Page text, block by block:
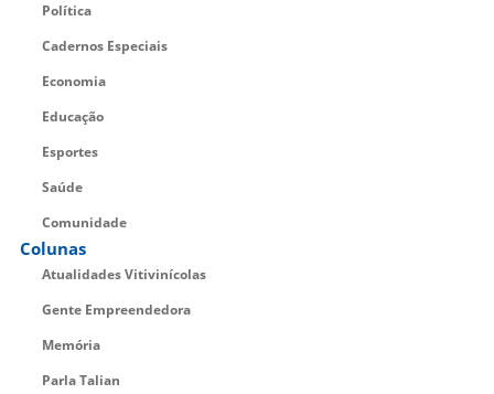
Política
Cadernos Especiais
Economia
Educação
Esportes
Saúde
Comunidade
Colunas
Atualidades Vitivinícolas
Gente Empreendedora
Memória
Parla Talian